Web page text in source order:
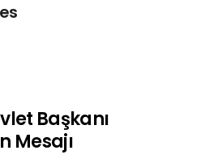
Başkanı
Mesajı